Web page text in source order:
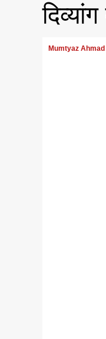
Mumtyaz Ahmad